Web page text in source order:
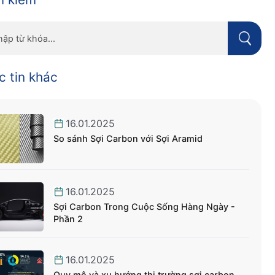
tin khác
16.01.2025
So sánh Sợi Carbon với Sợi Aramid
16.01.2025
Sợi Carbon Trong Cuộc Sống Hàng Ngày -
Phần 2
16.01.2025